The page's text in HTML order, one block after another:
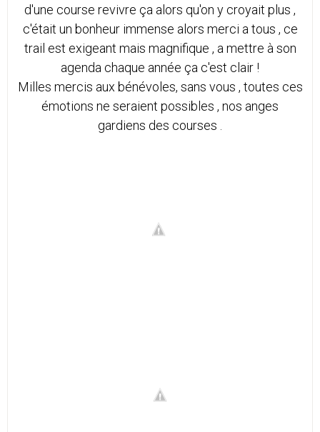
d'une course revivre ça alors qu'on y croyait plus ,
c'était un bonheur immense alors merci a tous , ce
trail est exigeant mais magnifique , a mettre à son
agenda chaque année ça c'est clair !
Milles mercis aux bénévoles, sans vous , toutes ces
émotions ne seraient possibles , nos anges
gardiens des courses .